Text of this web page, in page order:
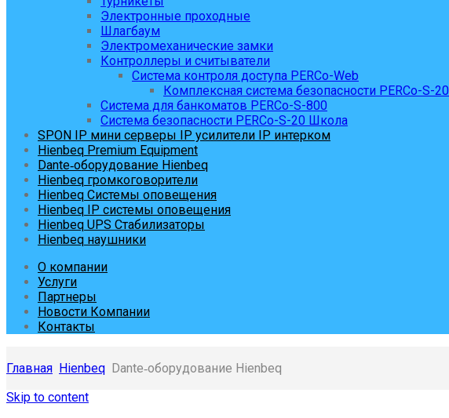
Электронные проходные
Шлагбаум
Электромеханические замки
Контроллеры и считыватели
Система контроля доступа PERCo-Web
Комплексная система безопасности PERCo-S-20
Система для банкоматов PERCo-S-800
Система безопасности PERCo-S-20 Школа
SPON IP мини серверы IP усилители IP интерком
Hienbeq Premium Equipment
Dante‑оборудование Hienbeq
Hienbeq громкоговорители
Hienbeq Системы оповещения
Hienbeq IP системы оповещения
Hienbeq UPS Стабилизаторы
Hienbeq наушники
О компании
Услуги
Партнеры
Новости Компании
Контакты
Главная Hienbeq Dante‑оборудование Hienbeq
Skip to content